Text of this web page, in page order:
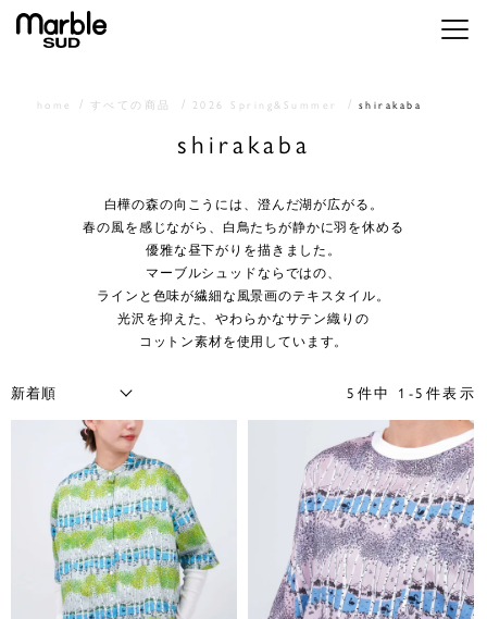
メニ
home すべての商品 2026 Spring&Summer shirakaba
shirakaba
白樺の森の向こうには、澄んだ湖が広がる。
春の風を感じながら、白鳥たちが静かに羽を休める
優雅な昼下がりを描きました。
マーブルシュッドならではの、
ラインと色味が繊細な風景画のテキスタイル。
光沢を抑えた、やわらかなサテン織りの
コットン素材を使用しています。
5 件中 1 -5 件表示